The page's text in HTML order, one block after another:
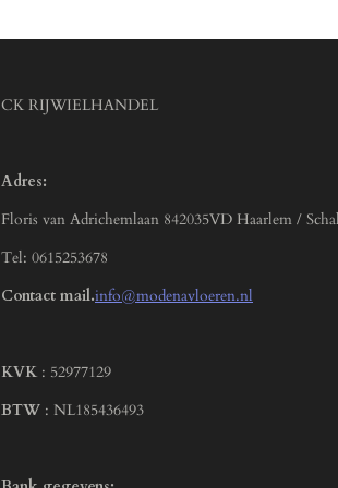
CK RIJWIELHANDEL
Adres:
Floris van Adrichemlaan 842035VD Haarlem /
Tel: 0615253678
Contact mail.info@modenavloeren.nl
KVK : 52977129
BTW : NL185436493